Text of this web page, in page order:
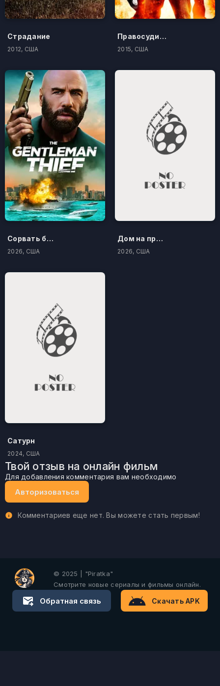
Страдание
2012, США
Правосудие по-американски
2015, США
Сорвать банк 3: Вор-джентльмен
2026, США
Дом на проклятом холме
2026, США
Сатурн
2024, США
Твой отзыв на онлайн фильм
Для добавления комментария вам необходимо
Авторизоваться
Комментариев еще нет. Вы можете стать первым!
© 2025 | "Piratka"
Смотрите новые сериалы и фильмы онлайн.
Обратная связь Скачать APK